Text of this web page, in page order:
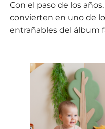
Con el paso de los
convierten en uno de
entrañables del álbum